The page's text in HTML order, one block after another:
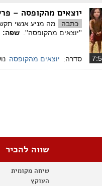
יוצאים מהקופסה –
כתבה
מה מניע אנשי
''יוצאים מהקופסה''.
שפה:
סדרה: יוצאים מהקופסה
שווה להכיר
שיחה מקומית
העוקץ